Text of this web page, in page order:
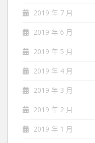
2019 年 7 月
2019 年 6 月
2019 年 5 月
2019 年 4 月
2019 年 3 月
2019 年 2 月
2019 年 1 月